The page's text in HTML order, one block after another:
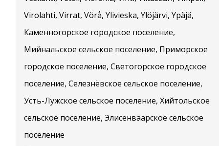
Virolahti, Virrat, Vörå, Ylivieska, Ylöjärvi, Ypäjä,
Каменногорское городское поселение,
Мийнальское сельское поселение, Приморское
городское поселение, Светогорское городское
поселение, Селезнёвское сельское поселение,
Усть-Лужское сельское поселение, Хийтольское
сельское поселение, Элисенваарское сельское
поселение